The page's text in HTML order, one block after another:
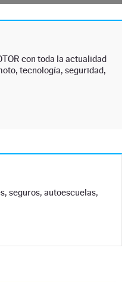
con toda la actualidad
tecnología, seguridad,
seguros, autoescuelas,